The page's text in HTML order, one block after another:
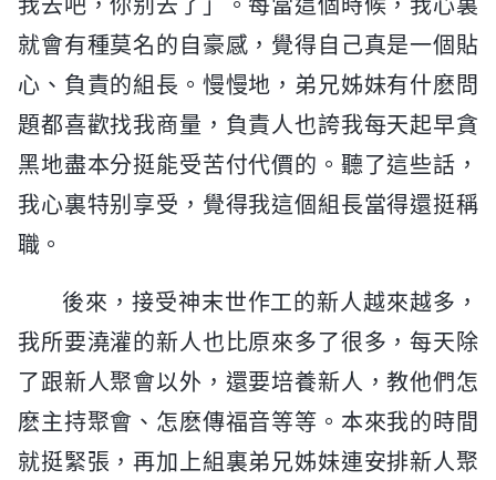
就會有種莫名的自豪感，覺得自己真是一個貼
心、負責的組長。慢慢地，弟兄姊妹有什麽問
題都喜歡找我商量，負責人也誇我每天起早貪
黑地盡本分挺能受苦付代價的。聽了這些話，
我心裏特别享受，覺得我這個組長當得還挺稱
職。
後來，接受神末世作工的新人越來越多，
我所要澆灌的新人也比原來多了很多，每天除
了跟新人聚會以外，還要培養新人，教他們怎
麽主持聚會、怎麽傳福音等等。本來我的時間
就挺緊張，再加上組裏弟兄姊妹連安排新人聚